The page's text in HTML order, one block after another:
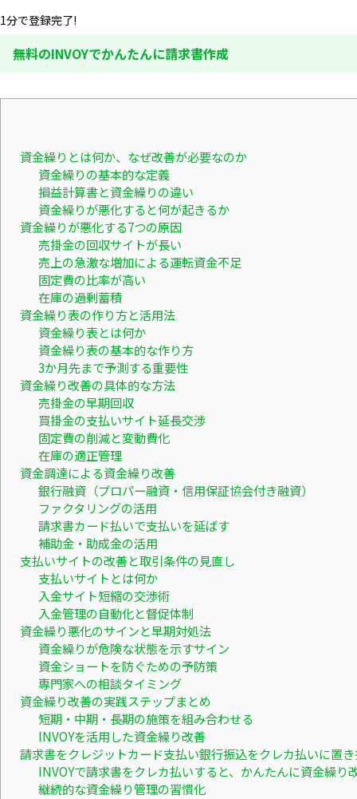
1分で登録完了!
無料のINVOYでかんたんに請求書作成
資金繰りとは何か、なぜ改善が必要なのか
資金繰りの基本的な定義
損益計算書と資金繰りの違い
資金繰りが悪化すると何が起きるか
資金繰りが悪化する7つの原因
売掛金の回収サイトが長い
売上の急激な増加による運転資金不足
固定費の比率が高い
在庫の過剰蓄積
資金繰り表の作り方と活用法
資金繰り表とは何か
資金繰り表の基本的な作り方
3か月先まで予測する重要性
資金繰り改善の具体的な方法
売掛金の早期回収
買掛金の支払いサイト延長交渉
固定費の削減と変動費化
在庫の適正管理
資金調達による資金繰り改善
銀行融資（プロパー融資・信用保証協会付き融資）
ファクタリングの活用
請求書カード払いで支払いを延ばす
補助金・助成金の活用
支払いサイトの改善と取引条件の見直し
支払いサイトとは何か
入金サイト短縮の交渉術
入金管理の自動化と督促体制
資金繰り悪化のサインと早期対処法
資金繰りが危険な状態を示すサイン
資金ショートを防ぐための予防策
専門家への相談タイミング
資金繰り改善の実践ステップまとめ
短期・中期・長期の施策を組み合わせる
INVOYを活用した資金繰り改善
請求書をクレジットカード支払い銀行振込をクレカ払いに置
INVOYで請求書をクレカ払いすると、かんたんに資金繰り
継続的な資金繰り管理の習慣化